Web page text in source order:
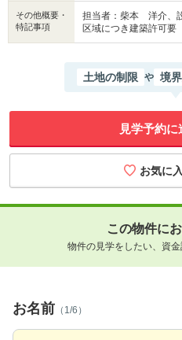
その他概要・
特記事項
担当者：柴本 洋介、
区域につき建築許可要
土地の制限 や 境
見学予約
この物件に
物件の見学をしたい、資
お名前 （1/6）